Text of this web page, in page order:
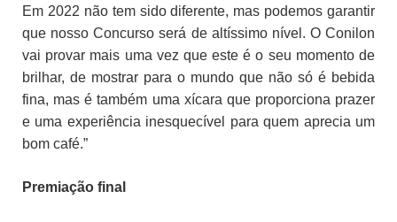
Em 2022 não tem sido diferente, mas podemos garantir
que nosso Concurso será de altíssimo nível. O Conilon
vai provar mais uma vez que este é o seu momento de
brilhar, de mostrar para o mundo que não só é bebida
fina, mas é também uma xícara que proporciona prazer
e uma experiência inesquecível para quem aprecia um
bom café.”
Premiação final